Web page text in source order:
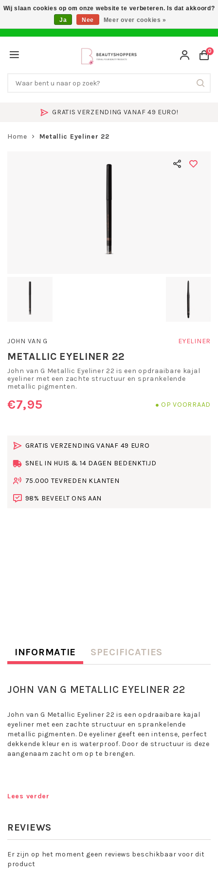
GRATIS VERZENDING VANAF 49 EURO!
0
Home Metallic Eyeliner 22
JOHN VAN G EYELINER
METALLIC EYELINER 22
John van G Metallic Eyeliner 22 is een opdraaibare kajal
eyeliner met een zachte structuur en sprankelende
metallic pigmenten.
€7,95 OP VOORRAAD
GRATIS VERZENDING VANAF 49 EURO
SNEL IN HUIS & 14 DAGEN BEDENKTIJD
75.000 TEVREDEN KLANTEN
98% BEVEELT ONS AAN
INFORMATIE SPECIFICATIES
JOHN VAN G METALLIC EYELINER 22
John van G Metallic Eyeliner 22 is een opdraaibare kajal
eyeliner met een zachte structuur en sprankelende
metallic pigmenten. De eyeliner geeft een intense, perfect
dekkende kleur en is waterproof. Door de structuur is deze
aangenaam zacht om op te brengen.
22:
voor de binnenste oogrand. Gebruik de applicator aan de
achterkant om het lijntje na aanbrengen te vervagen. Als
puntenslijper zodat ook hele dunne lijntjes rondom de
ogen te realiseren zijn.
Lees verder
REVIEWS
Er zijn op het moment geen reviews beschikbaar voor dit
product
Wij slaan cookies op om onze website te verbeteren. Is dat akkoord?
Ja
Nee Meer over cookies »